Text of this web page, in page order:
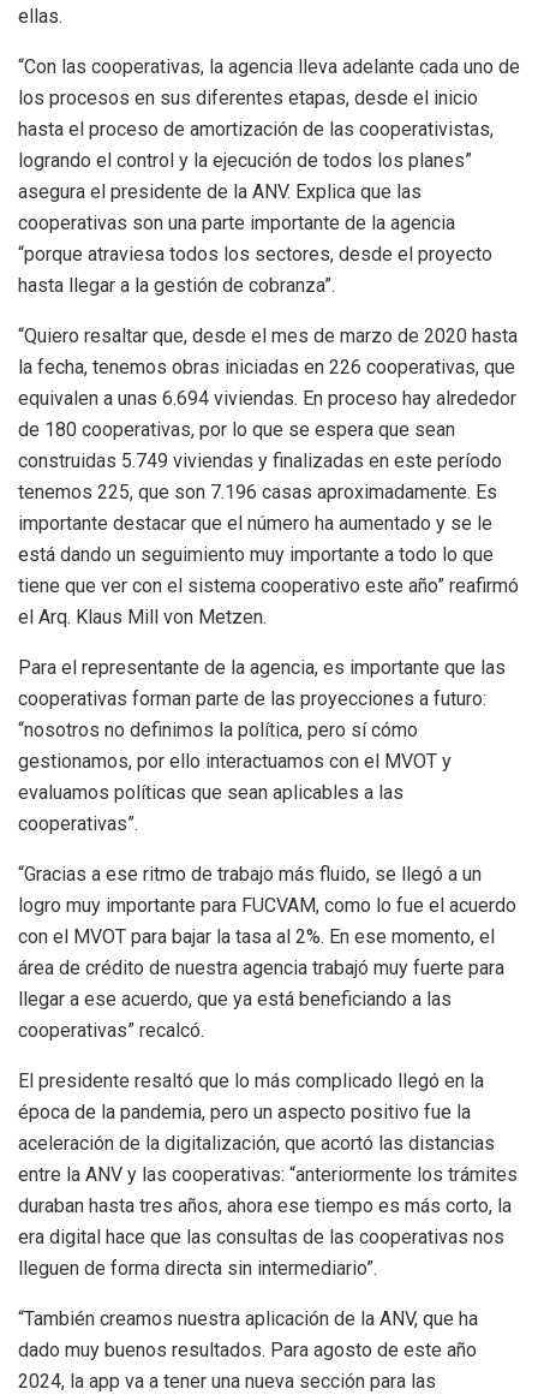
ellas.
“Con las cooperativas, la agencia lleva adelante cada uno de
los procesos en sus diferentes etapas, desde el inicio
hasta el proceso de amortización de las cooperativistas,
logrando el control y la ejecución de todos los planes”
asegura el presidente de la ANV. Explica que las
cooperativas son una parte importante de la agencia
“porque atraviesa todos los sectores, desde el proyecto
hasta llegar a la gestión de cobranza”.
“Quiero resaltar que, desde el mes de marzo de 2020 hasta
la fecha, tenemos obras iniciadas en 226 cooperativas, que
equivalen a unas 6.694 viviendas. En proceso hay alrededor
de 180 cooperativas, por lo que se espera que sean
construidas 5.749 viviendas y finalizadas en este período
tenemos 225, que son 7.196 casas aproximadamente. Es
importante destacar que el número ha aumentado y se le
está dando un seguimiento muy importante a todo lo que
tiene que ver con el sistema cooperativo este año” reafirmó
el Arq. Klaus Mill von Metzen.
Para el representante de la agencia, es importante que las
cooperativas forman parte de las proyecciones a futuro:
“nosotros no definimos la política, pero sí cómo
gestionamos, por ello interactuamos con el MVOT y
evaluamos políticas que sean aplicables a las
cooperativas”.
“Gracias a ese ritmo de trabajo más fluido, se llegó a un
logro muy importante para FUCVAM, como lo fue el acuerdo
con el MVOT para bajar la tasa al 2%. En ese momento, el
área de crédito de nuestra agencia trabajó muy fuerte para
llegar a ese acuerdo, que ya está beneficiando a las
cooperativas” recalcó.
El presidente resaltó que lo más complicado llegó en la
época de la pandemia, pero un aspecto positivo fue la
aceleración de la digitalización, que acortó las distancias
entre la ANV y las cooperativas: “anteriormente los trámites
duraban hasta tres años, ahora ese tiempo es más corto, la
era digital hace que las consultas de las cooperativas nos
lleguen de forma directa sin intermediario”.
“También creamos nuestra aplicación de la ANV, que ha
dado muy buenos resultados. Para agosto de este año
2024, la app va a tener una nueva sección para las